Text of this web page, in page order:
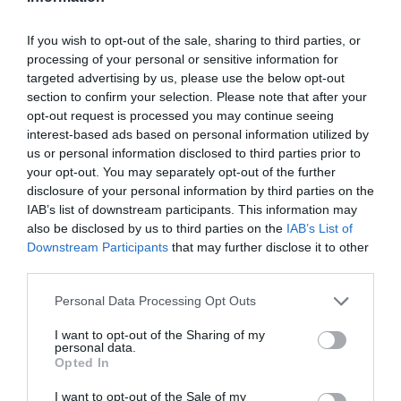
If you wish to opt-out of the sale, sharing to third parties, or
processing of your personal or sensitive information for
targeted advertising by us, please use the below opt-out
section to confirm your selection. Please note that after your
opt-out request is processed you may continue seeing
interest-based ads based on personal information utilized by
us or personal information disclosed to third parties prior to
your opt-out. You may separately opt-out of the further
disclosure of your personal information by third parties on the
IAB’s list of downstream participants. This information may
also be disclosed by us to third parties on the IAB’s List of
Downstream Participants that may further disclose it to other
Please note that this website/app uses one or more Google
not limited to your visit or usage behaviour. You may click to
grant or deny consent to Google and its third-party tags to
use your data for below specified purposes in below Google
consent section.
Personal Data Processing Opt Outs
I want to opt-out of the Sharing of my
personal data.
Opted In
I want to opt-out of the Sale of my
Tartós Befektetési Számlán (TBSZ), amin 5 év után a hozam
adómentes, 3 év után pedig kedvezményes adózás érhető el.
Milyen költségekkel kell számolni?
alapkezelési díj (éves, %-os költség),
esetenként vételi vagy visszaváltási díj,
ritkábban sikerdíj.
Ezek a fontos tudnivalók mindig megtalálhatók az alap KIID
(Kiemelt Befektetői Információk) dokumentumában.
tájékoztató jellegűek, és nem minősülnek befektetési tanácsnak. A
pénzügyi döntések meghozatala előtt minden esetben javasolt az
egyéni körülmények mérlegelése és szakértő bevonása.